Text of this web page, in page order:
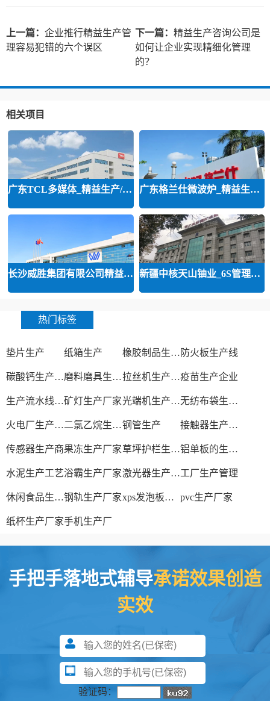
上一篇： 企业推行精益生产管
理容易犯错的六个误区
下一篇： 精益生产咨询公司是
如何让企业实现精细化管理
的？
相关项目
广东TCL多媒体_精益生产/精益品质/ 广东格兰仕微波炉_精益生产等咨询
长沙威胜集团有限公司精益运营 新疆中核天山铀业_6S管理和精益管
热门标签
垫片生产 纸箱生产 橡胶制品生产厂 防火板生产线
碳酸钙生产设备 磨料磨具生产厂家 拉丝机生产厂家疫苗生产企业
生产流水线设备矿灯生产厂家 光端机生产厂家 无纺布袋生产厂家
火电厂生产过程 二氯乙烷生产厂家钢管生产 接触器生产厂家
传感器生产商果冻生产厂家 草坪护栏生产厂家 铝单板的生产厂家
水泥生产工艺浴霸生产厂家 激光器生产厂家工厂生产管理
休闲食品生产线钢轨生产厂家 xps发泡板材生产线 pvc生产厂家
纸杯生产厂家手机生产厂
手把手落地式辅导承诺效果创造
实效
验证码：